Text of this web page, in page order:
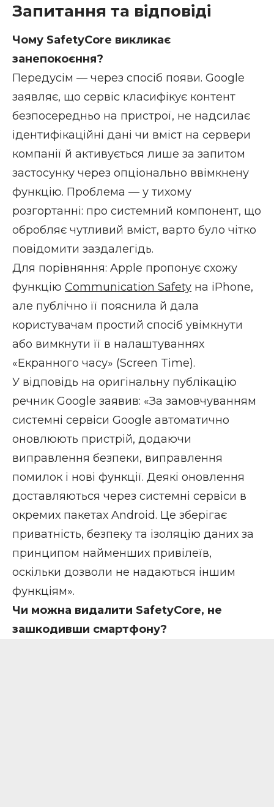
Запитання та відповіді
Чому SafetyCore викликає
занепокоєння?
Передусім — через спосіб появи. Google
заявляє, що сервіс класифікує контент
безпосередньо на пристрої, не надсилає
ідентифікаційні дані чи вміст на сервери
компанії й активується лише за запитом
застосунку через опціонально ввімкнену
функцію. Проблема — у тихому
розгортанні: про системний компонент, що
обробляє чутливий вміст, варто було чітко
повідомити заздалегідь.
Для порівняння: Apple пропонує схожу
функцію Communication Safety на iPhone,
але публічно її пояснила й дала
користувачам простий спосіб увімкнути
або вимкнути її в налаштуваннях
«Екранного часу» (Screen Time).
У відповідь на оригінальну публікацію
речник Google заявив: «За замовчуванням
системні сервіси Google автоматично
оновлюють пристрій, додаючи
виправлення безпеки, виправлення
помилок і нові функції. Деякі оновлення
доставляються через системні сервіси в
окремих пакетах Android. Це зберігає
приватність, безпеку та ізоляцію даних за
принципом найменших привілеїв,
оскільки дозволи не надаються іншим
функціям».
Чи можна видалити SafetyCore, не
зашкодивши смартфону?